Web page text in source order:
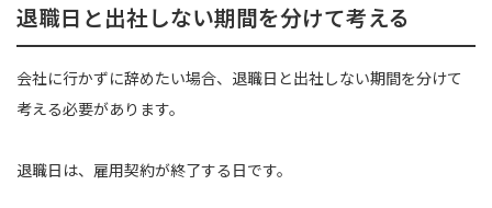
退職日と出社しない期間を分けて考える
会社に行かずに辞めたい場合、退職日と出社しない期間を分けて
考える必要があります。
退職日は、雇用契約が終了する日です。